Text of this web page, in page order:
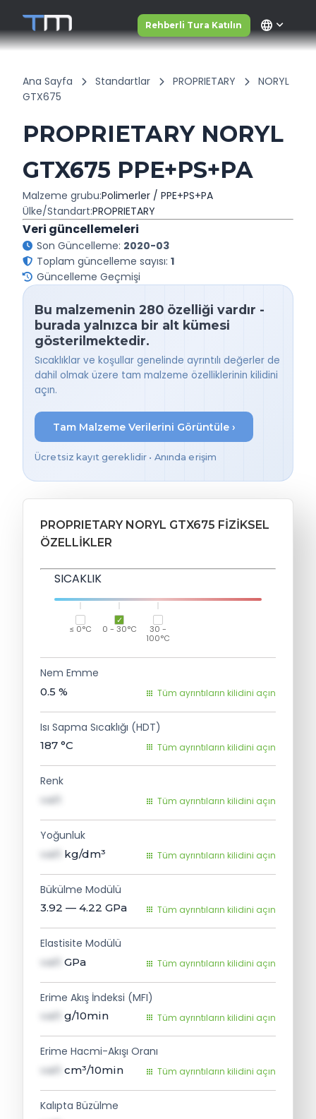
Rehberli Tura Katılın language
Ana Sayfa Standartlar PROPRIETARY
NORYL
GTX675
PROPRIETARY NORYL
GTX675 PPE+PS+PA
Malzeme grubu:Polimerler / PPE+PS+PA
Ülke/Standart:PROPRIETARY
Veri güncellemeleri
Son Güncelleme: 2020-03
Toplam güncelleme sayısı: 1
Güncelleme Geçmişi
Bu malzemenin 280 özelliği vardır -
burada yalnızca bir alt kümesi
gösterilmektedir.
Sıcaklıklar ve koşullar genelinde ayrıntılı değerler de
dahil olmak üzere tam malzeme özelliklerinin kilidini
açın.
Tam Malzeme Verilerini Görüntüle ›
Ücretsiz kayıt gereklidir • Anında erişim
PROPRIETARY NORYL GTX675 FIZIKSEL
ÖZELLIKLER
SICAKLIK
≤ 0°C 0 - 30°C
30 -
100°C
Nem Emme
0.5 % Tüm ayrıntıların kilidini açın
Isı Sapma Sıcaklığı (HDT)
187 °C Tüm ayrıntıların kilidini açın
Renk
val1 Tüm ayrıntıların kilidini açın
Yoğunluk
val1 kg/dm³ Tüm ayrıntıların kilidini açın
Bükülme Modülü
3.92 — 4.22 GPa Tüm ayrıntıların kilidini açın
Elastisite Modülü
val1 GPa Tüm ayrıntıların kilidini açın
Erime Akış İndeksi (MFI)
val1 g/10min Tüm ayrıntıların kilidini açın
Erime Hacmi-Akışı Oranı
val1 cm³/10min Tüm ayrıntıların kilidini açın
Kalıpta Büzülme